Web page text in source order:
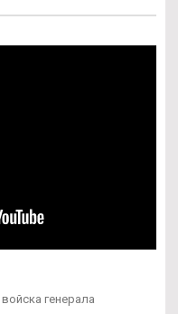
генерала